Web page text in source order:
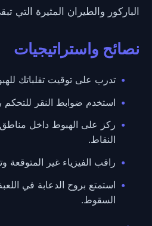
الباركور والطيران المثيرة التي
نصائح واستراتيجيات
تدرب على توقيت تقلباتك
استخدم ضوابط النقر للتحكم
ركز على الهبوط داخل
النقاط.
راقب الفيزياء غير
استمتع بروح الدعابة في
السقوط.